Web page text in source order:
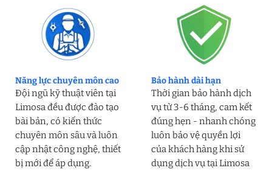
Năng lực chuyên môn cao
Đội ngũ kỹ thuật viên tại
Limosa đều được đào tạo
bài bản, có kiến thức
chuyên môn sâu và luôn
cập nhật công nghệ, thiết
bị mới để áp dụng.
Bảo hành dài hạn
Thời gian bảo hành dịch
vụ từ 3-6 tháng, cam kết
đúng hẹn - nhanh chóng
luôn bảo vệ quyền lợi
của khách hàng khi sử
dụng dịch vụ tại Limosa